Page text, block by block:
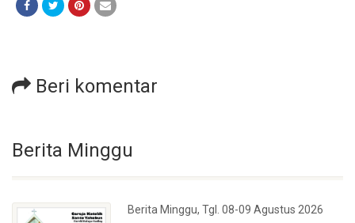
Beri komentar
Berita Minggu
Berita Minggu, Tgl. 08-09 Agustus 2026